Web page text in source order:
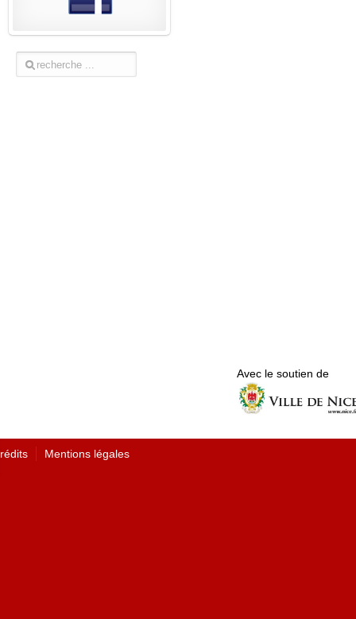
Avec le soutien de
Mentions légales